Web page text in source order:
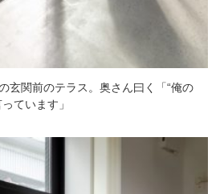
玄関前のテラス。奥さん曰く「“俺の
ています」